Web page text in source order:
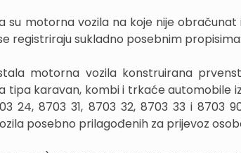
su motorna vozila na koje nije
registriraju sukladno posebnim propisima:
motorna vozila konstruirana
tipa karavan, kombi i trkaće automobile
24, 8703 31, 8703 32, 8703 33 i 8703
posebno prilagođenih za prijevoz